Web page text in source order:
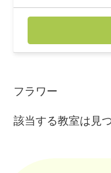
フラワー
該当する教室は見